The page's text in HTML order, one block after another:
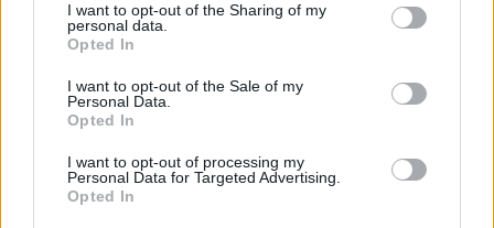
not limited to your visit or usage behaviour. You may click to
grant or deny consent to Google and its third-party tags to
use your data for below specified purposes in below Google
consent section.
I want to opt-out of the Sharing of my
personal data.
Opted In
I want to opt-out of the Sale of my
Personal Data.
Opted In
I want to opt-out of processing my
Personal Data for Targeted Advertising.
Opted In
Τατιάνα Στεφανίδου: Διακοπές στο Ιόνιο με τον
Νίκο Ευαγγελάτο και τον γιο τους – Οι
μαγευτικές εικόνες από την Κεφαλονιά
07.08.2026